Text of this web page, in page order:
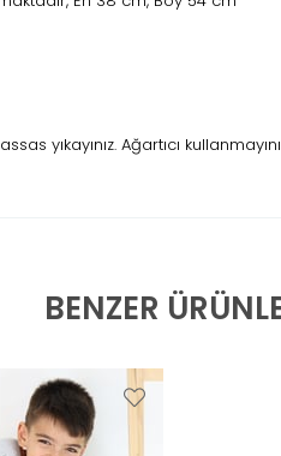
yıkayınız. Ağartıcı
BENZER